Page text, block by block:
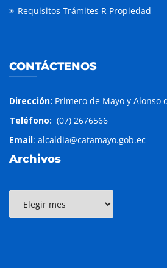
Requisitos Trámites R Propiedad
CONTÁCTENOS
Dirección: Primero de Mayo y Alonso
Teléfono: (07) 2676566
Email: alcaldia@catamayo.gob.ec
Archivos